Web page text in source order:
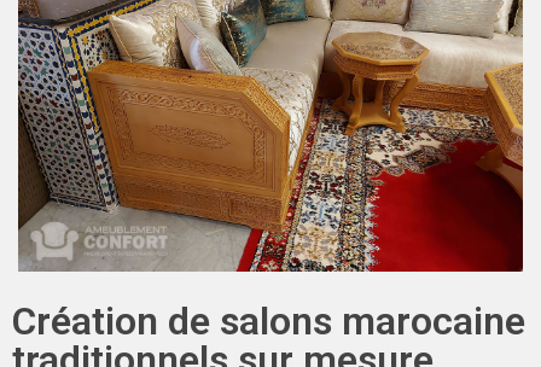
Création de salons marocaine